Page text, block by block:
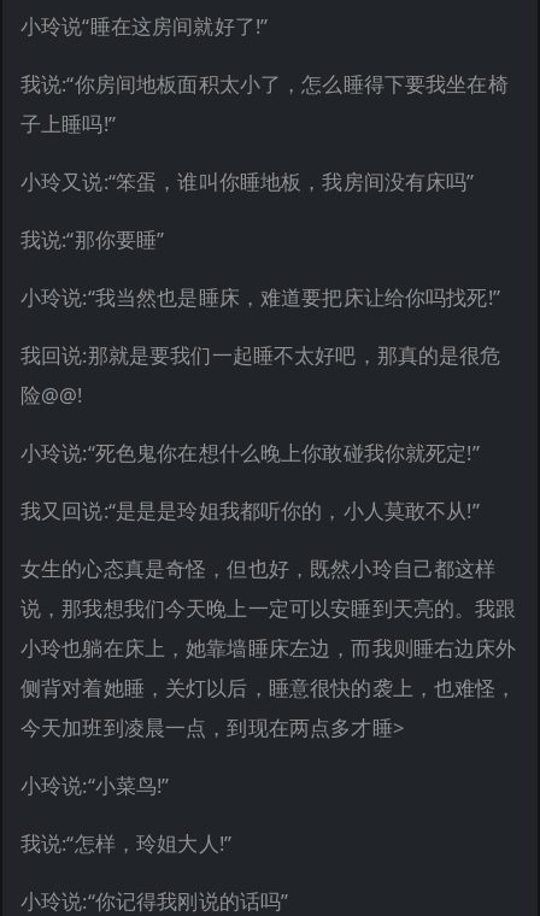
小玲说“睡在这房间就好了!”
我说:“你房间地板面积太小了，怎么睡得下要我坐在椅
子上睡吗!”
小玲又说:“笨蛋，谁叫你睡地板，我房间没有床吗”
我说:“那你要睡”
小玲说:“我当然也是睡床，难道要把床让给你吗找死!”
我回说:那就是要我们一起睡不太好吧，那真的是很危
险@@!
小玲说:“死色鬼你在想什么晚上你敢碰我你就死定!”
我又回说:“是是是玲姐我都听你的，小人莫敢不从!”
女生的心态真是奇怪，但也好，既然小玲自己都这样
说，那我想我们今天晚上一定可以安睡到天亮的。我跟
小玲也躺在床上，她靠墙睡床左边，而我则睡右边床外
侧背对着她睡，关灯以后，睡意很快的袭上，也难怪，
今天加班到凌晨一点，到现在两点多才睡>
小玲说:“小菜鸟!”
我说:“怎样，玲姐大人!”
小玲说:“你记得我刚说的话吗”